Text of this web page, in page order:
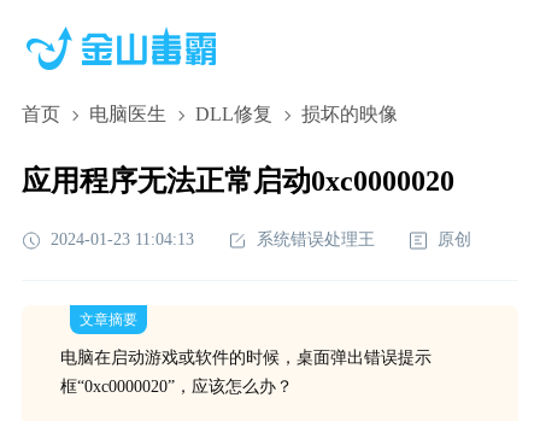
首页 电脑医生 DLL修复 损坏的映像
应用程序无法正常启动0xc0000020
2024-01-23 11:04:13 系统错误处理王 原创
文章摘要
电脑在启动游戏或软件的时候，桌面弹出错误提示
框“0xc0000020”，应该怎么办？